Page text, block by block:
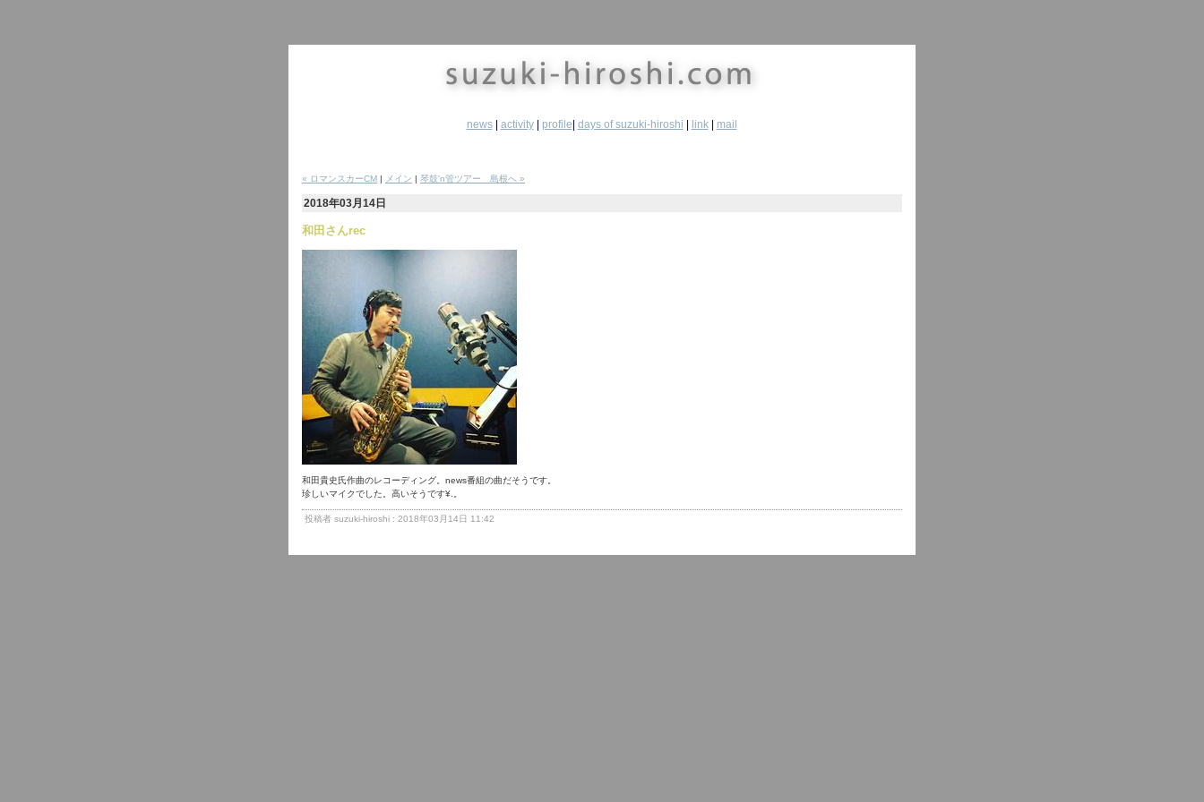
news| activity| profile days of suzuki-hiroshi link| mail
« ロマンスカーCM | メイン | 琴鼓'n管ツアー 島根へ »
2018年03月14日
和田さんrec
和田貴史氏作曲のレコーディング。news番組の曲だそうです。
珍しいマイクでした。高いそうです¥.。
投稿者 suzuki-hiroshi : 2018年03月14日 11:42